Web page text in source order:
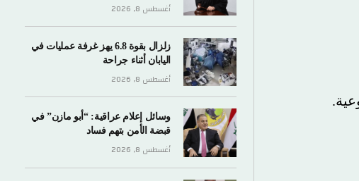
أغسطس 8, 2026
زلزال بقوة 6.8 يهز غرفة عمليات في
اليابان أثناء جراحة
أغسطس 8, 2026
وسائل إعلام عراقية: “أبو مازن” في
قبضة الأمن بتهم فساد
أغسطس 8, 2026